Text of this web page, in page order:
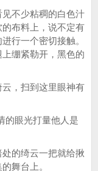
不少粘稠的白色汁
布料上，说不定有
行一个密切接触。
绷紧勒开，黑色的
，扫到这里眼神有
眼光打量他人是
的绮云一把就给揪
舞台上。